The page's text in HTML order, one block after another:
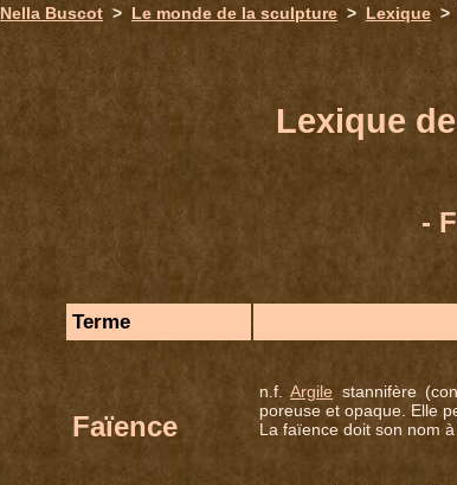
Nella Buscot > Le monde de la sculpture > Lexique >
Lexique
-
Terme
Faïence
n.f. Argile stannifère
poreuse et opaque. Elle
La faïence doit son nom